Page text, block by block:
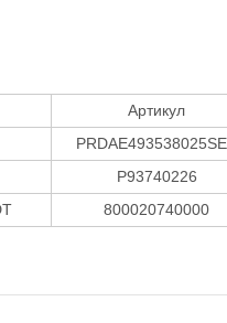
Артикул
P93740226
800020740000